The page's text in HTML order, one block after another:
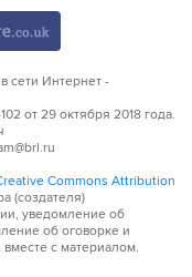
сети Интернет -
от 29 октября 2018 года.
Commons Attribution
(создателя)
уведомление об
об оговорке и
с материалом.